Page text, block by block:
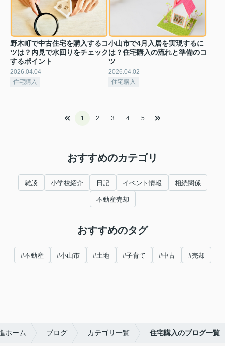
野木町で中古住宅を購入するコ
ツは？内見で水回りをチェック
するポイント
2026.04.04
住宅購入
小山市で4月入居を実現するに
は？住宅購入の流れと準備のコ
ツ
2026.04.02
住宅購入
1 2 3 4 5
おすすめのカテゴリ
雑談 小学校紹介 日記 イベント情報 相続関係
不動産売却
おすすめのタグ
#不動産 #小山市 #土地 #子育て #中古 #売却
ホーム ブログ カテゴリ一覧 住宅購入のブログ一覧